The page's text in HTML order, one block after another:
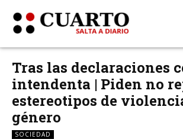
Tras las declaraciones
intendenta | Piden no
estereotipos de
género
SOCIEDAD